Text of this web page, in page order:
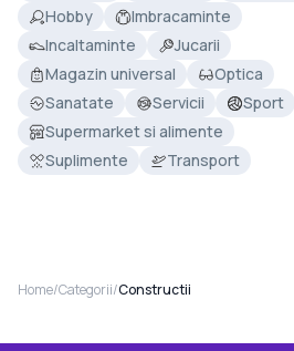
Hobby
Imbracaminte
Incaltaminte
Jucarii
Magazin universal
Optica
Sanatate
Servicii
Sport
Supermarket si alimente
Suplimente
Transport
Home/Categorii/Constructii